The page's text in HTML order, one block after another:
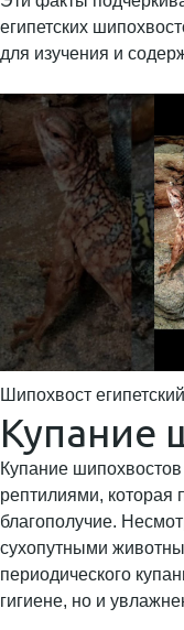
египетских
для изучения и
Шипохвост египетский
Купание
Купание
рептилиями, которая
благополучие.
сухопутными
периодического
гигиене, но и